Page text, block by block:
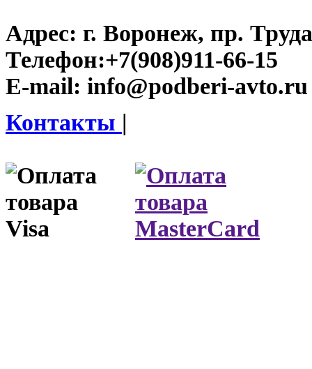
Адрес: г. Воронеж, пр.
Телефон:+7(908)911-66-15
E-mail: info@podberi-avto.ru
Контакты |